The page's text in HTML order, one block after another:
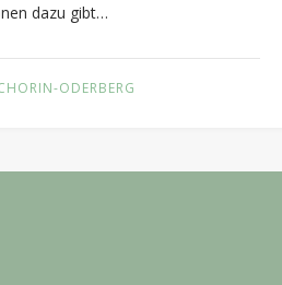
dazu gibt…
ODERBERG